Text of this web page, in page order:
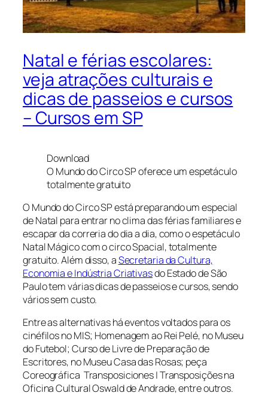
Natal e férias escolares:
veja atrações culturais e
dicas de passeios e cursos
– Cursos em SP
Download
O Mundo do Circo SP oferece um espetáculo
totalmente gratuito
O Mundo do Circo SP está preparando um especial
de Natal para entrar no clima das férias familiares e
escapar da correria do dia a dia, como o espetáculo
Natal Mágico com o circo Spacial, totalmente
gratuito. Além disso, aSecretaria da Cultura,
Economia e Indústria Criativasdo Estado de São
Paulo tem várias dicas de passeios e cursos, sendo
vários sem custo.
Entre as alternativas há eventos voltados para os
cinéfilos no MIS; Homenagem ao Rei Pelé, no Museu
do Futebol; Curso de Livre de Preparação de
Escritores, no Museu Casa das Rosas; peça
Coreográfica Transposiciones | Transposições na
Oficina Cultural Oswald de Andrade, entre outros.